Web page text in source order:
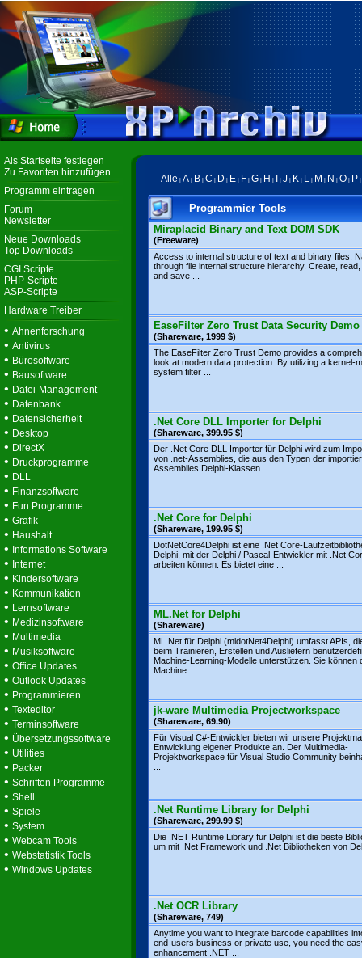
Als Startseite festlegen
Zu Favoriten hinzufügen
Programm eintragen
Forum
Newsletter
Neue Downloads
Top Downloads
CGI Scripte
PHP-Scripte
ASP-Scripte
Hardware Treiber
• Ahnenforschung
• Antivirus
• Bürosoftware
• Bausoftware
• Datei-Management
• Datenbank
• Datensicherheit
• Desktop
• DirectX
• Druckprogramme
• DLL
• Finanzsoftware
• Fun Programme
• Grafik
• Haushalt
• Informations Software
• Internet
• Kindersoftware
• Kommunikation
• Lernsoftware
• Medizinsoftware
• Multimedia
• Musiksoftware
• Office Updates
• Outlook Updates
• Programmieren
• Texteditor
• Terminsoftware
• Übersetzungssoftware
• Utilities
• Packer
• Schriften Programme
• Shell
• Spiele
• System
• Webcam Tools
• Webstatistik Tools
• Windows Updates
Alle A B C D E F G H J K L M N O P
Programmier Tools
Miraplacid Binary and Text DOM SDK
(Freeware)
Access to internal structure of text and binary files.
through file internal structure hierarchy. Create, read,
and save ...
EaseFilter Zero Trust Data Security Demo
(Shareware, 1999 $)
The EaseFilter Zero Trust Demo provides a
look at modern data protection. By utilizing a kernel-
system filter ...
.Net Core DLL Importer for Delphi
(Shareware, 399.95 $)
Der .Net Core DLL Importer für Delphi wird zum
von .net-Assemblies, die aus den Typen der
Assemblies Delphi-Klassen ...
.Net Core for Delphi
(Shareware, 199.95 $)
DotNetCore4Delphi ist eine .Net Core-
Delphi, mit der Delphi / Pascal-Entwickler mit .Net
arbeiten können. Es bietet eine ...
ML.Net for Delphi
(Shareware)
ML.Net für Delphi (mldotNet4Delphi) umfasst APIs,
beim Trainieren, Erstellen und Ausliefern
Machine-Learning-Modelle unterstützen. Sie können
Machine ...
jk-ware Multimedia Projectworkspace
(Shareware, 69.90)
Für Visual C#-Entwickler bieten wir unsere
Entwicklung eigener Produkte an. Der Multimedia-
Projektworkspace für Visual Studio Community
.Net Runtime Library for Delphi
(Shareware, 299.99 $)
Die .NET Runtime Library für Delphi ist die beste
um mit .Net Framework und .Net Bibliotheken von
.Net OCR Library
(Shareware, 749)
Anytime you want to integrate barcode capabilities
end-users business or private use, you need the
enhancement .NET ...